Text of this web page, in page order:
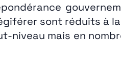
sont réduits à
niveau mais en